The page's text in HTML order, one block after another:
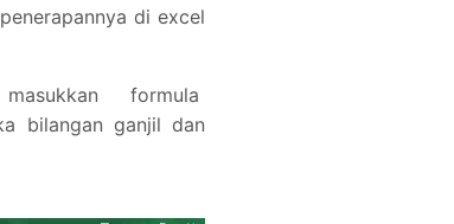
di excel
formula
bilangan ganjil dan